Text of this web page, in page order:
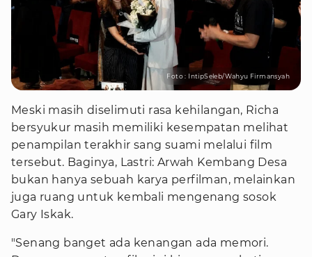
Foto : IntipSeleb/Wahyu Firmansyah
Meski masih diselimuti rasa kehilangan, Richa
bersyukur masih memiliki kesempatan melihat
penampilan terakhir sang suami melalui film
tersebut. Baginya, Lastri: Arwah Kembang Desa
bukan hanya sebuah karya perfilman, melainkan
juga ruang untuk kembali mengenang sosok
Gary Iskak.
"Senang banget ada kenangan ada memori.